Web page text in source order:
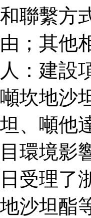
和聯繫方
由；其他
人：建設
噸坎地沙
坦、噸他
目環境影
日受理了
地沙坦酯